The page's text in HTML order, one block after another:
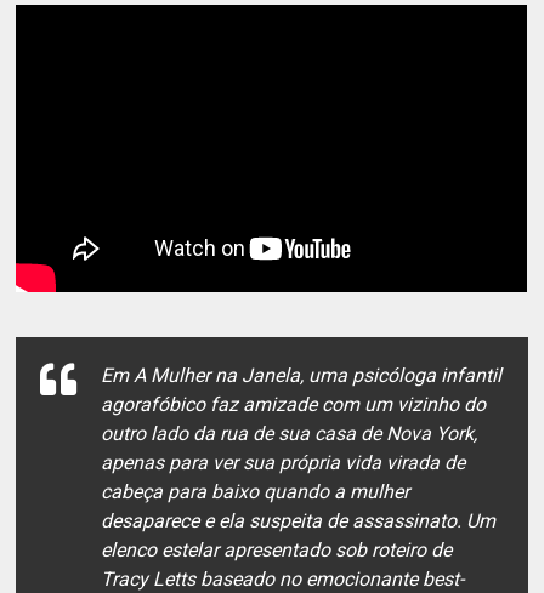
Em A Mulher na Janela, uma psicóloga infantil
agorafóbico faz amizade com um vizinho do
outro lado da rua de sua casa de Nova York,
apenas para ver sua própria vida virada de
cabeça para baixo quando a mulher
desaparece e ela suspeita de assassinato. Um
elenco estelar apresentado sob roteiro de
Tracy Letts baseado no emocionante best-